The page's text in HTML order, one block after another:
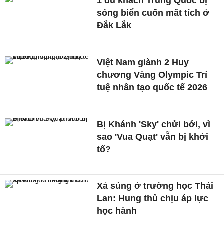
sóng biển cuốn mất tích ở
Đắk Lắk
Việt Nam giành 2 Huy
chương Vàng Olympic Trí
tuệ nhân tạo quốc tế 2026
Bị Khánh 'Sky' chửi bới, vì
sao 'Vua Quạt' vẫn bị khởi
tố?
Xả súng ở trường học Thái
Lan: Hung thủ chịu áp lực
học hành